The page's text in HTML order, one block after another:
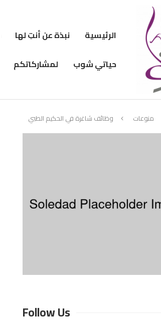
الرئيسية نبذة عن أنتِ لها
حياتي شوب
لمشاركاتكم
منوعات وظائف شاغرة في الحكيم الطبي
Follow Us